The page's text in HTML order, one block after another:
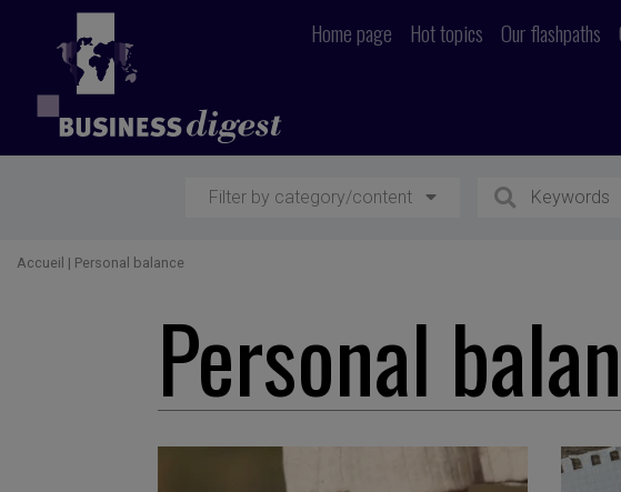
Home page Hot topics Our flashpaths
Filter by category/content
Accueil | Personal balance
Personal